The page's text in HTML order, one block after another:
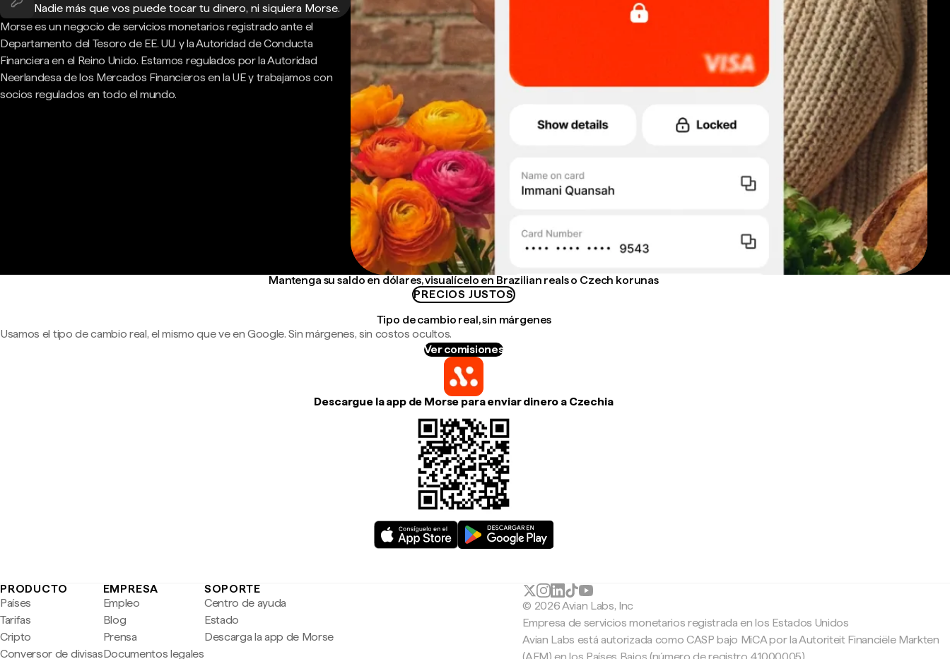
Nadie más que vos puede tocar tu dinero, ni siquiera Morse.
Morse es un negocio de servicios monetarios registrado ante el
Departamento del Tesoro de EE. UU. y la Autoridad de Conducta
Financiera en el Reino Unido. Estamos regulados por la Autoridad
Neerlandesa de los Mercados Financieros en la UE y trabajamos con
socios regulados en todo el mundo.
Mantenga su saldo en dólares, visualícelo en Brazilian reals o Czech korunas
PRECIOS JUSTOS
Tipo de cambio real, sin márgenes
Usamos el tipo de cambio real, el mismo que ve en Google. Sin márgenes, sin costos ocultos.
Ver comisiones
Descargue la app de Morse para enviar dinero a Czechia
PRODUCTO
Países
Tarifas
Cripto
Conversor de divisas
EMPRESA
Empleo
Blog
Prensa
Documentos legales
SOPORTE
Centro de ayuda
Estado
Descarga la app de Morse
© 2026 Avian Labs, Inc
Empresa de servicios monetarios registrada en los Estados Unidos
Avian Labs está autorizada como CASP bajo MiCA por la Autoriteit Financiële Markten